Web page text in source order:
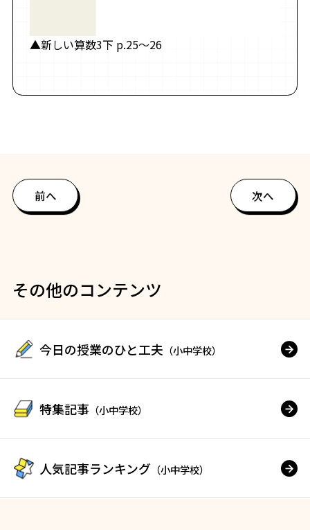
▲新しい算数3下 p.25～26
前へ 次へ
その他のコンテンツ
今日の授業のひと工夫 （小中学校）
特集記事 （小中学校）
人気記事ランキング （小中学校）